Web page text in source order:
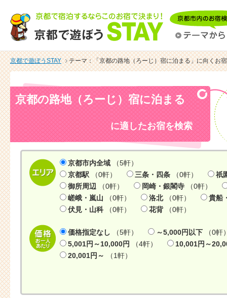
京都で遊ぼうSTAY テーマ：「京都の路地（ろーじ）宿に泊まる」に向くお宿
京都の路地（ろーじ）宿に泊まる
に適したお宿を検索
京都市内全域 （5軒）
京都駅 （0軒） 三条・四条 （0軒）
祇
御所周辺
（0軒） 岡崎・銀閣寺 （0軒）
嵯峨・嵐山 （0軒） 洛北（0軒）
貴船
伏見・山科 （0軒） 花背（0軒）
価格指定なし （5軒） ～5,000円以下 （0軒
5,001円～10,000円
（4軒）
10,001円～
20,001円～
（1軒）